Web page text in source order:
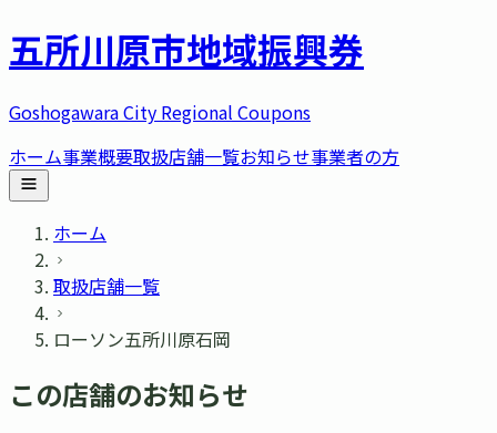
五所川原市地域振興券
Goshogawara City Regional Coupons
ホーム事業概要取扱店舗一覧お知らせ事業者の方
ホーム
取扱店舗一覧
ローソン五所川原石岡
この店舗のお知らせ